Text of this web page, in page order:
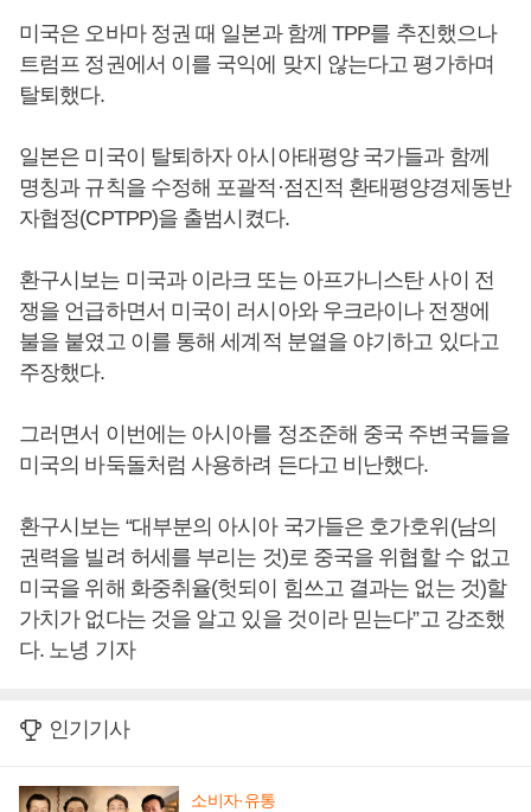
미국은 오바마 정권 때 일본과 함께 TPP를 추진했으나
트럼프 정권에서 이를 국익에 맞지 않는다고 평가하며
탈퇴했다.
일본은 미국이 탈퇴하자 아시아태평양 국가들과 함께
명칭과 규칙을 수정해 포괄적·점진적 환태평양경제동반
자협정(CPTPP)을 출범시켰다.
환구시보는 미국과 이라크 또는 아프가니스탄 사이 전
쟁을 언급하면서 미국이 러시아와 우크라이나 전쟁에
불을 붙였고 이를 통해 세계적 분열을 야기하고 있다고
주장했다.
그러면서 이번에는 아시아를 정조준해 중국 주변국들을
미국의 바둑돌처럼 사용하려 든다고 비난했다.
환구시보는 “대부분의 아시아 국가들은 호가호위(남의
권력을 빌려 허세를 부리는 것)로 중국을 위협할 수 없고
미국을 위해 화중취율(헛되이 힘쓰고 결과는 없는 것)할
가치가 없다는 것을 알고 있을 것이라 믿는다”고 강조했
다. 노녕 기자
인기기사
소비자·유통